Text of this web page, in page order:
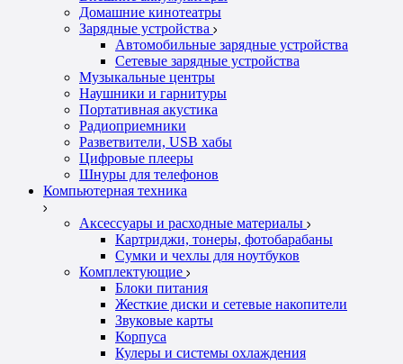
Домашние кинотеатры
Зарядные устройства
Автомобильные зарядные устройства
Сетевые зарядные устройства
Музыкальные центры
Наушники и гарнитуры
Портативная акустика
Радиоприемники
Разветвители, USB хабы
Цифровые плееры
Шнуры для телефонов
Компьютерная техника
Аксессуары и расходные материалы
Картриджи, тонеры, фотобарабаны
Сумки и чехлы для ноутбуков
Комплектующие
Блоки питания
Жесткие диски и сетевые накопители
Звуковые карты
Корпуса
Кулеры и системы охлаждения